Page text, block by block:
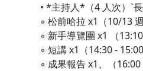
• *主持人*（4 人次）`
◦ 松前哈拉 x1（10/13
◦ 新手導覽團 x1 （13:10
◦ 短講 x1（14:30 - 15:00
◦ 成果報告 x1、（16:00